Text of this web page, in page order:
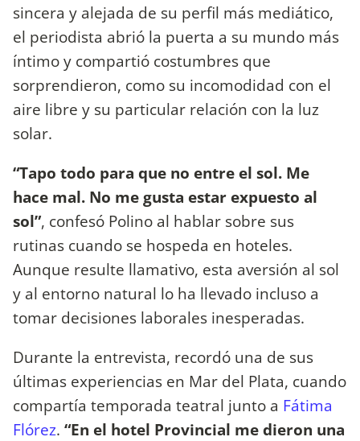
sincera y alejada de su perfil más mediático,
el periodista abrió la puerta a su mundo más
íntimo y compartió costumbres que
sorprendieron, como su incomodidad con el
aire libre y su particular relación con la luz
solar.
“Tapo todo para que no entre el sol. Me
hace mal. No me gusta estar expuesto al
sol”, confesó Polino al hablar sobre sus
rutinas cuando se hospeda en hoteles.
Aunque resulte llamativo, esta aversión al sol
y al entorno natural lo ha llevado incluso a
tomar decisiones laborales inesperadas.
Durante la entrevista, recordó una de sus
últimas experiencias en Mar del Plata, cuando
compartía temporada teatral junto a Fátima
Flórez. “En el hotel Provincial me dieron una